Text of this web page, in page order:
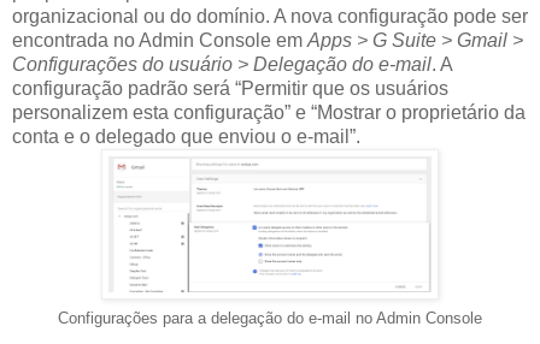
organizacional ou do domínio. A nova configuração pode ser
encontrada no Admin Console em Apps > G Suite > Gmail >
Configurações do usuário > Delegação do e-mail. A
configuração padrão será “Permitir que os usuários
personalizem esta configuração” e “Mostrar o proprietário da
conta e o delegado que enviou o e-mail”.
Configurações para a delegação do e-mail no Admin Console